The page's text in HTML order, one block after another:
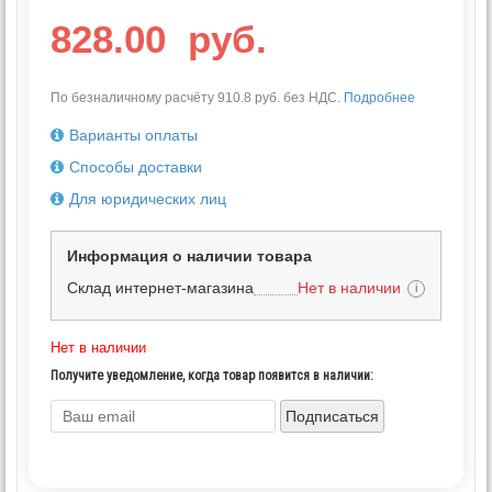
828.00 руб.
По безналичному расчёту 910.8 руб. без НДС. Подробнее
Варианты оплаты
Способы доставки
Для юридических лиц
Информация о наличии товара
Склад интернет-магазина
Нет в наличии i
Нет в наличии
Получите уведомление, когда товар появится в наличии:
Подписаться